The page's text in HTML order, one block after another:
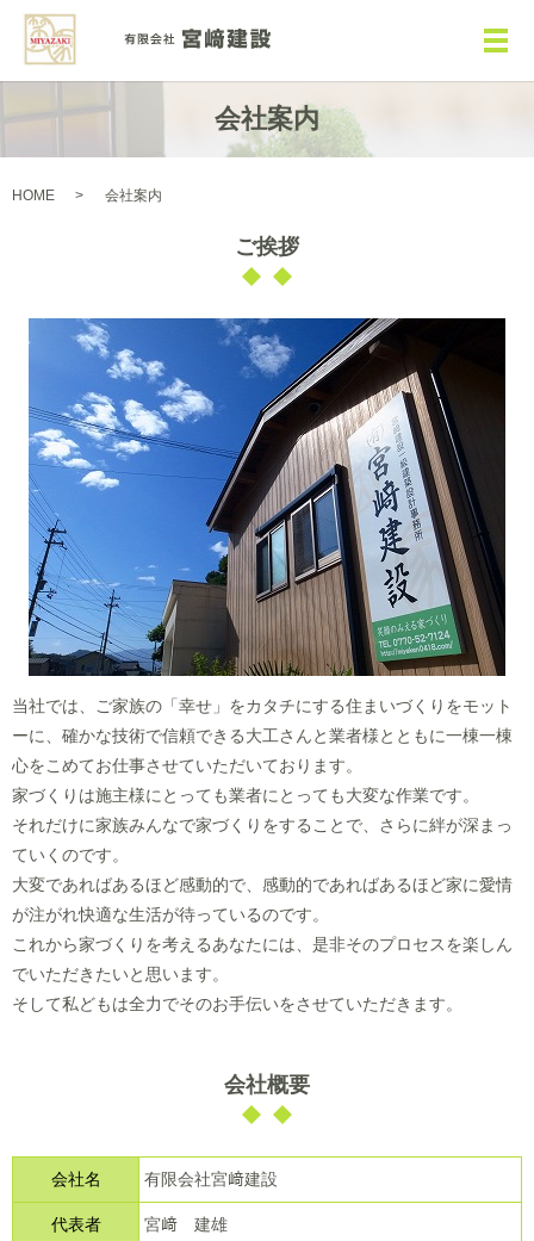
メ
会社案内
HOME 会社案内
ご挨拶
当社では、ご家族の「幸せ」をカタチにする住まいづくりをモット
ーに、確かな技術で信頼できる大工さんと業者様とともに一棟一棟
心をこめてお仕事させていただいております。
家づくりは施主様にとっても業者にとっても大変な作業です。
それだけに家族みんなで家づくりをすることで、さらに絆が深まっ
ていくのです。
大変であればあるほど感動的で、感動的であればあるほど家に愛情
が注がれ快適な生活が待っているのです。
これから家づくりを考えるあなたには、是非そのプロセスを楽しん
でいただきたいと思います。
そして私どもは全力でそのお手伝いをさせていただきます。
会社概要
会社名 有限会社宮﨑建設
代表者 宮﨑 建雄